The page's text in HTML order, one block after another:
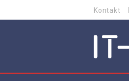
zum
MENU
Kontakt